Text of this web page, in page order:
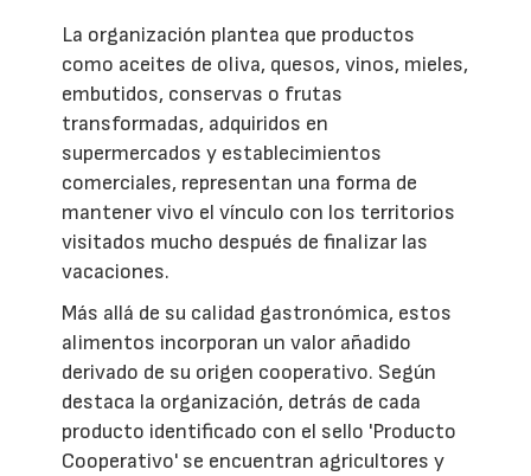
La organización plantea que productos
como aceites de oliva, quesos, vinos, mieles,
embutidos, conservas o frutas
transformadas, adquiridos en
supermercados y establecimientos
comerciales, representan una forma de
mantener vivo el vínculo con los territorios
visitados mucho después de finalizar las
vacaciones.
Más allá de su calidad gastronómica, estos
alimentos incorporan un valor añadido
derivado de su origen cooperativo. Según
destaca la organización, detrás de cada
producto identificado con el sello 'Producto
Cooperativo' se encuentran agricultores y